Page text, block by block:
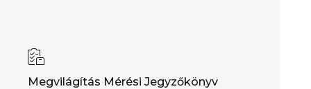
Megvilágítás Mérési Jegyzőkönyv